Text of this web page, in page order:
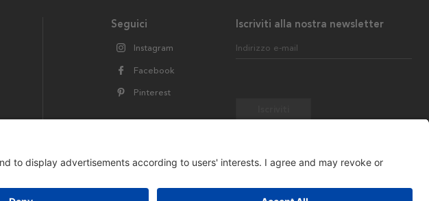
Iscriviti alla nostra newsletter
Indirizzo e-mail
Seguici
Instagram
Facebook
Pinterest